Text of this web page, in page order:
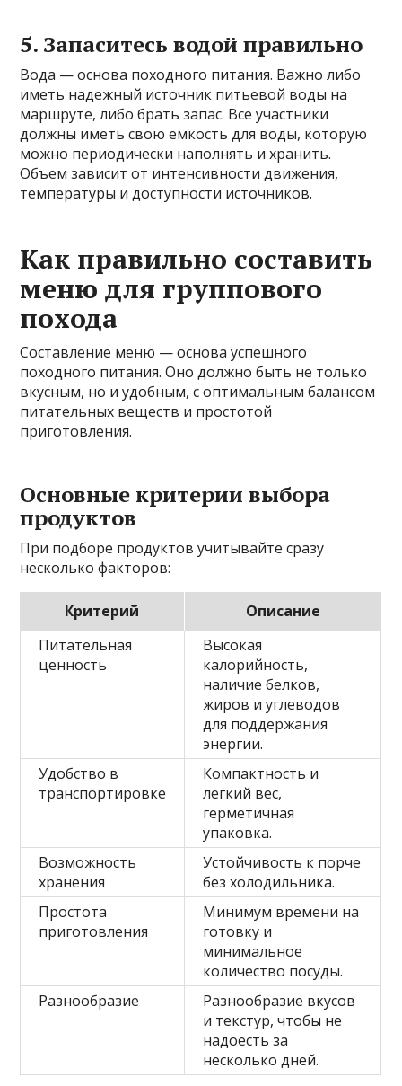
5. Запаситесь водой правильно
Вода — основа походного питания. Важно либо
иметь надежный источник питьевой воды на
маршруте, либо брать запас. Все участники
должны иметь свою емкость для воды, которую
можно периодически наполнять и хранить.
Объем зависит от интенсивности движения,
температуры и доступности источников.
Как правильно составить
меню для группового
похода
Составление меню — основа успешного
походного питания. Оно должно быть не только
вкусным, но и удобным, с оптимальным балансом
питательных веществ и простотой
приготовления.
Основные критерии выбора
продуктов
При подборе продуктов учитывайте сразу
несколько факторов:
Критерий
Описание
Питательная
ценность
Высокая
калорийность,
наличие белков,
жиров и углеводов
для поддержания
энергии.
Удобство в
транспортировке
Компактность и
легкий вес,
герметичная
упаковка.
Возможность
хранения
Устойчивость к порче
без холодильника.
Простота
приготовления
Минимум времени на
готовку и
минимальное
количество посуды.
Разнообразие
Разнообразие вкусов
и текстур, чтобы не
надоесть за
несколько дней.